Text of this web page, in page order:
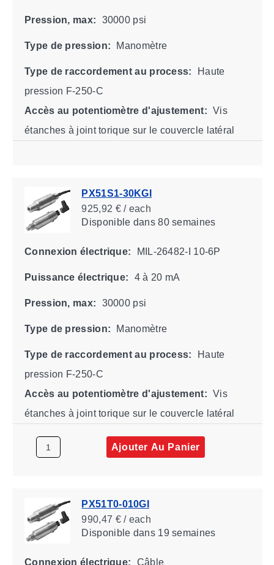
Pression, max: 30000 psi
Type de pression: Manomètre
Type de raccordement au process:
Haute
pression F-250-C
Accès au potentiomètre d'ajustement: Vis
étanches à joint torique sur le couvercle latéral
PX51S1-30KGI
925,92 € / each
Disponibledans 80 semaines
Connexion électrique: MIL-26482-I 10-6P
Puissance électrique: 4 à 20 mA
Pression, max: 30000 psi
Type de pression: Manomètre
Type de raccordement au process:
Haute
pression F-250-C
Accès au potentiomètre d'ajustement: Vis
étanches à joint torique sur le couvercle latéral
Ajouter Au Panier
PX51T0-010GI
990,47 € / each
Disponibledans 19 semaines
Connexion électrique: Câble